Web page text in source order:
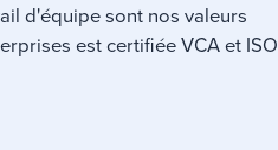
d'équipe sont nos valeurs
est certifiée VCA et